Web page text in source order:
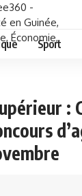
Sport
: